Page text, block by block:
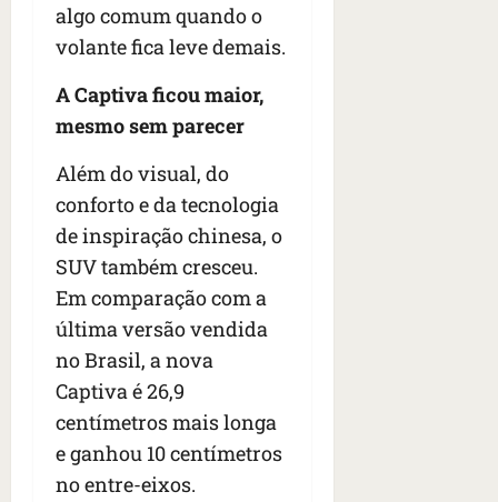
algo comum quando o
volante fica leve demais.
A Captiva ficou maior,
mesmo sem parecer
Além do visual, do
conforto e da tecnologia
de inspiração chinesa, o
SUV também cresceu.
Em comparação com a
última versão vendida
no Brasil, a nova
Captiva é 26,9
centímetros mais longa
e ganhou 10 centímetros
no entre-eixos.